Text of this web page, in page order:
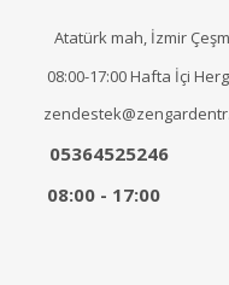
Atatürk mah, İzmir
08:00-17:00 Hafta İçi
05364525246
08:00 - 17:00